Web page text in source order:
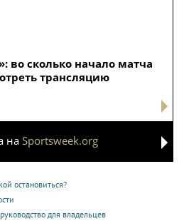
во сколько начало матча
трансляцию
наSportsweek.org
остановиться?
для владельцев